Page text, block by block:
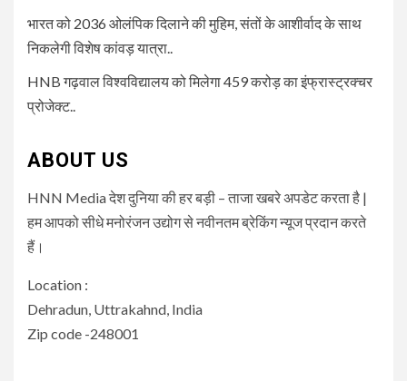
भारत को 2036 ओलंपिक दिलाने की मुहिम, संतों के आशीर्वाद के साथ
निकलेगी विशेष कांवड़ यात्रा..
HNB गढ़वाल विश्वविद्यालय को मिलेगा 459 करोड़ का इंफ्रास्ट्रक्चर
प्रोजेक्ट..
ABOUT US
HNN Media देश दुनिया की हर बड़ी – ताजा खबरे अपडेट करता है |
हम आपको सीधे मनोरंजन उद्योग से नवीनतम ब्रेकिंग न्यूज प्रदान करते
हैं।
Location :
Dehradun, Uttrakahnd, India
Zip code -248001